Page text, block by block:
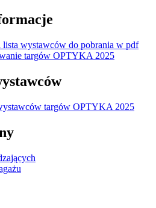
lista wystawców do pobrania w pdf
targów OPTYKA 2025
targów OPTYKA 2025